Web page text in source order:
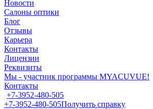
Новости
Салоны оптики
Блог
Отзывы
Карьера
Контакты
Лицензии
Реквизиты
Мы - участник программы MYACUVUE!
Контакты
+7-3952-480-505
+7-3952-480-505Получить справку